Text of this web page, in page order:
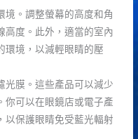
境。調整螢幕的高度和角
高度。此外，適當的室內
環境，以減輕眼睛的壓
光膜。這些產品可以減少
你可以在眼鏡店或電子產
以保護眼睛免受藍光輻射